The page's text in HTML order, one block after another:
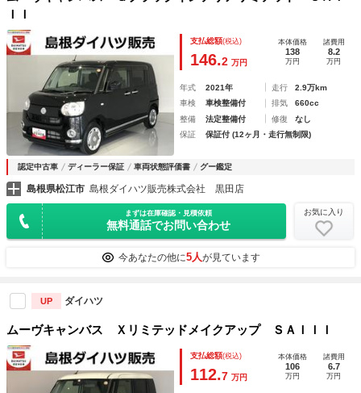
ＩＩ
支払総額(税込)
146.2 万円
本体価格
138
万円
諸費用
8.2
万円
年式 2021年 走行
2.9万km
車検
車検整備付 排気
660cc
整備
法定整備付 修復
なし
保証
保証付 (12ヶ月・走行無制限)
認定中古車 ディーラー保証 車両状態評価書 グー鑑定
島根県松江市 島根ダイハツ販売株式会社 黒田店
まずは在庫確認・見積依頼
無料通話でお問い合わせ
お気に入り
今あなたの他に5人が見ています
UP ダイハツ
ムーヴキャンバス Ｘリミテッドメイクアップ ＳＡＩＩＩ
支払総額(税込)
112.7 万円
本体価格
106
万円
諸費用
6.7
万円